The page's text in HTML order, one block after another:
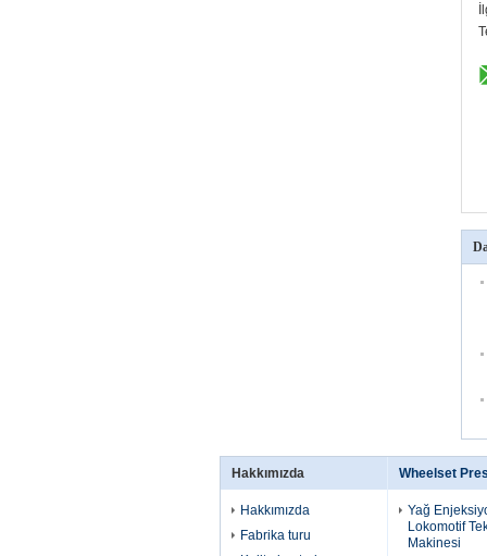
Hakkımızda
Hakkımızda
Fabrika turu
Wheelset
Yağ
Lokomotif
Makinesi